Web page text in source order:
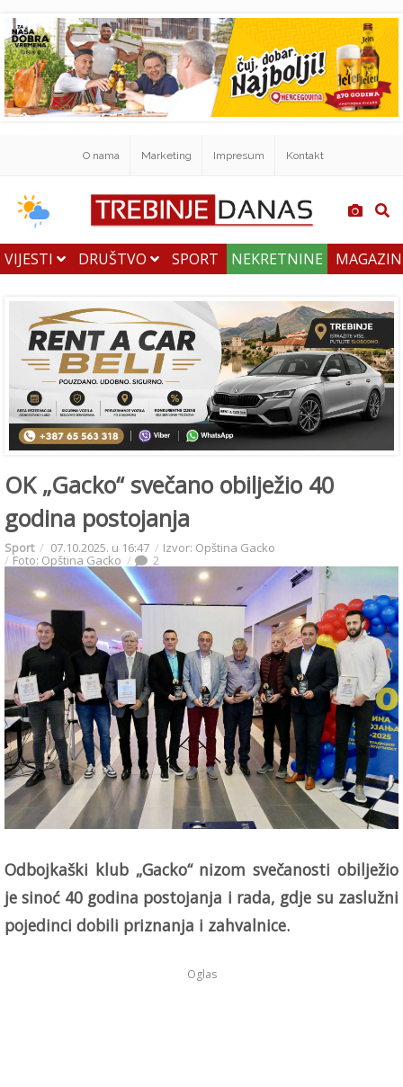
O nama Marketing Impresum Kontakt
VIJESTI DRUŠTVO SPORT NEKRETNINE
OK „Gacko“ svečano obilježio 40
godina postojanja
Sport 07.10.2025. u 16:47 Izvor: Opština Gacko
Foto: Opština Gacko 2
Odbojkaški klub „Gacko“ nizom svečanosti obilježio
je sinoć 40 godina postojanja i rada, gdje su zaslužni
pojedinci dobili priznanja i zahvalnice.
Oglas